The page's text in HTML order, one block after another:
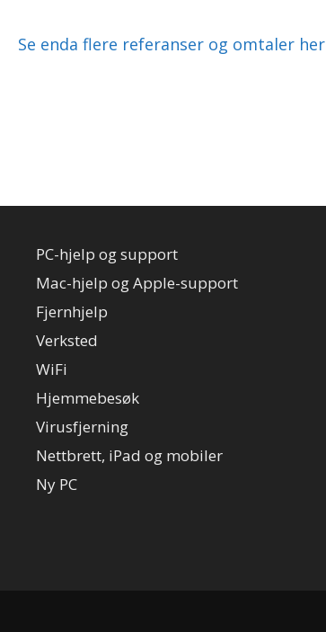
Se enda flere referanser og omtaler her
PC-hjelp og support
Mac-hjelp og Apple-support
Fjernhjelp
Verksted
WiFi
Hjemmebesøk
Virusfjerning
Nettbrett, iPad og mobiler
Ny PC